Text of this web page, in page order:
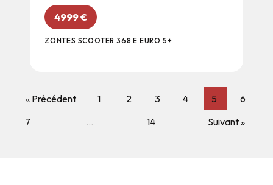
4999€
ZONTES SCOOTER 368 E EURO 5+
« Précédent 1 2 3 4 5
6
7
… 14 Suivant »